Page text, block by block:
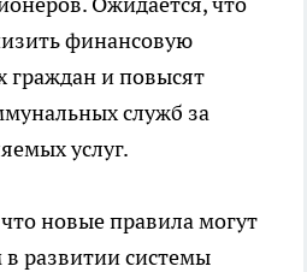
финансовую
граждан и повысят
служб за
услуг.
новые правила могут
развитии системы